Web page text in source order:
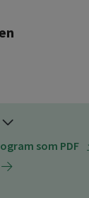
som PDF